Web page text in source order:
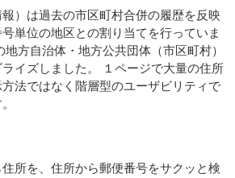
）は過去の市区町村合併の履歴を反映
単位の地区との割り当てを行っていま
方自治体・地方公共団体（市区町村）
イズしました。 １ページで大量の住所
法ではなく階層型のユーザビリティで
所を、住所から郵便番号をサクッと検